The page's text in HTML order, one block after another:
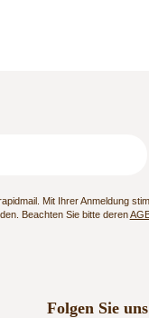
Mit Ihrer Anmeldung
Beachten Sie bitte deren
Folgen Sie